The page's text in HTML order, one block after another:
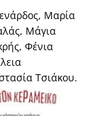
Μαρία
Μάγια
Φένια
Τσιάκου.